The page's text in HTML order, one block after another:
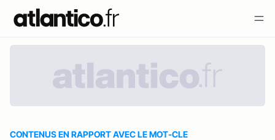
CONTENUS EN RAPPORT AVEC LE MOT-CLE